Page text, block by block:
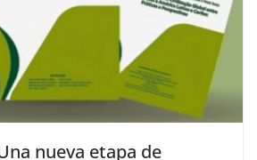
nueva etapa de